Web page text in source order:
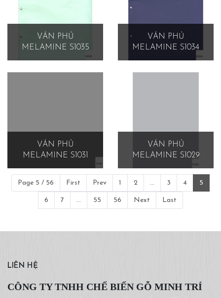
VÁN PHỦ
MELAMINE S1035
VÁN PHỦ
MELAMINE S1034
VÁN PHỦ
MELAMINE S1031
VÁN PHỦ
MELAMINE S1029
Page 5 / 56 First Prev 1 2 ... 3 4 5
6 7 ... 55 56 Next Last
LIÊN HỆ
CÔNG TY TNHH CHẾ BIẾN GỖ MINH TRÍ